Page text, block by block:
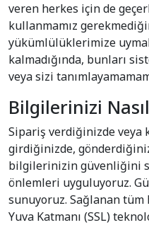
veren herkes için de
kullanmamız
yükümlülüklerimize
kalmadığında, bunları
veya sizi
Bilgilerinizi
Sipariş verdiğinizde
girdiğinizde,
bilgilerinizin güvenliğini
önlemleri uyguluyoruz.
sunuyoruz. Sağlanan
Yuva Katmanı (SSL)